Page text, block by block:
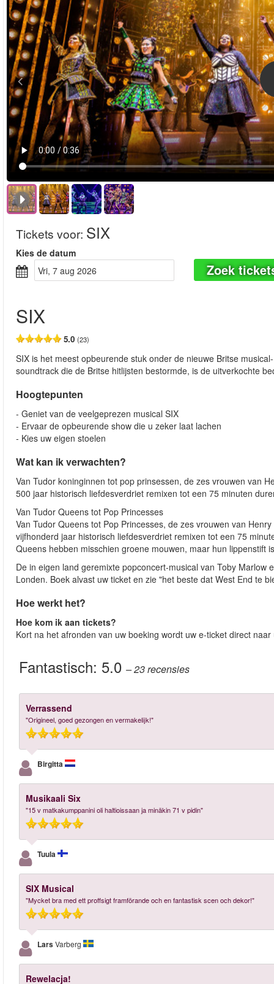
Tickets voor: SIX
Kies de datum
vri, 7 aug 2026
Zoek
SIX
5.0 (23)
SIX is het meest opbeurende stuk onder de nieuwe Britse
soundtrack die de Britse hitlijsten bestormde, is de uitverkochte
Hoogtepunten
- Geniet van de veelgeprezen musical SIX
- Ervaar de opbeurende show die u zeker laat lachen
- Kies uw eigen stoelen
Wat kan ik verwachten?
Van Tudor koninginnen tot pop prinsessen, de zes vrouwen van
500 jaar historisch liefdesverdriet remixen tot een 75 minuten
Van Tudor Queens tot Pop Princesses
Van Tudor Queens tot Pop Princesses, de zes vrouwen van
vijfhonderd jaar historisch liefdesverdriet remixen tot een 75
Queens hebben misschien groene mouwen, maar hun lippenstift
De in eigen land geremixte popconcert-musical van Toby
Londen. Boek alvast uw ticket en zie "het beste dat West End te
Hoe werkt het?
Hoe kom ik aan tickets?
Kort na het afronden van uw boeking wordt uw e-ticket direct
Fantastisch: 5.0 – 23recensies
Verrassend
"Origineel, goed gezongen en vermakelijk!"
Birgitta
Musikaali Six
"15 v matkakumppanini oli haltioissaan ja minäkin 71 v pidin"
Tuula
SIX Musical
"Mycket bra med ett proffsigt framförande och en fantastisk scen och dekor!"
LarsVarberg
Rewelacja!